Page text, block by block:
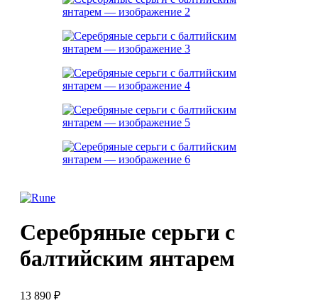
Серебряные серьги с
балтийским янтарем
13 890 ₽